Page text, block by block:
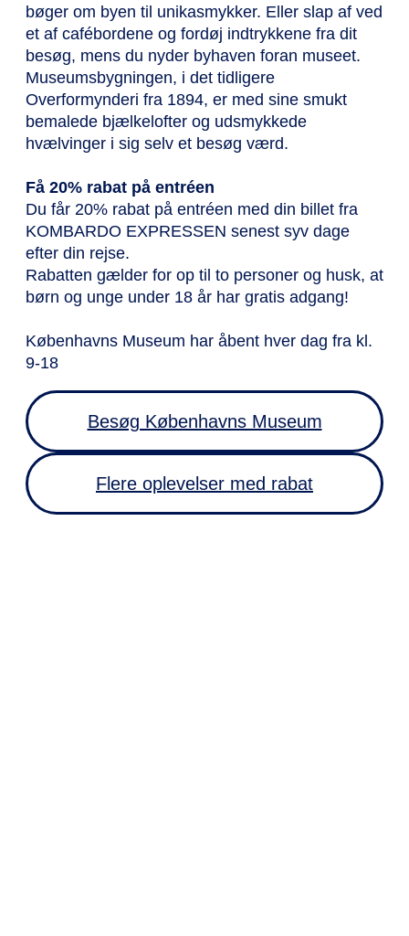
bøger om byen til unikasmykker. Eller slap af ved
et af cafébordene og fordøj indtrykkene fra dit
besøg, mens du nyder byhaven foran museet.
Museumsbygningen, i det tidligere
Overformynderi fra 1894, er med sine smukt
bemalede bjælkelofter og udsmykkede
hvælvinger i sig selv et besøg værd.
Få 20% rabat på entréen
Du får 20% rabat på entréen med din billet fra
KOMBARDO EXPRESSEN senest syv dage
efter din rejse.
Rabatten gælder for op til to personer og husk, at
børn og unge under 18 år har gratis adgang!
Københavns Museum har åbent hver dag fra kl.
9-18
Besøg Københavns Museum
Flere oplevelser med rabat